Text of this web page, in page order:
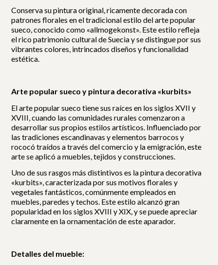
Conserva su pintura original, ricamente decorada con
patrones florales en el tradicional estilo del arte popular
sueco, conocido como «allmogekonst». Este estilo refleja
el rico patrimonio cultural de Suecia y se distingue por sus
vibrantes colores, intrincados diseños y funcionalidad
estética.
Arte popular sueco y pintura decorativa «kurbits»
El arte popular sueco tiene sus raíces en los siglos XVII y
XVIII, cuando las comunidades rurales comenzaron a
desarrollar sus propios estilos artísticos. Influenciado por
las tradiciones escandinavas y elementos barrocos y
rococó traídos a través del comercio y la emigración, este
arte se aplicó a muebles, tejidos y construcciones.
Uno de sus rasgos más distintivos es la pintura decorativa
«kurbits», caracterizada por sus motivos florales y
vegetales fantásticos, comúnmente empleados en
muebles, paredes y techos. Este estilo alcanzó gran
popularidad en los siglos XVIII y XIX, y se puede apreciar
claramente en la ornamentación de este aparador.
Detalles del mueble: